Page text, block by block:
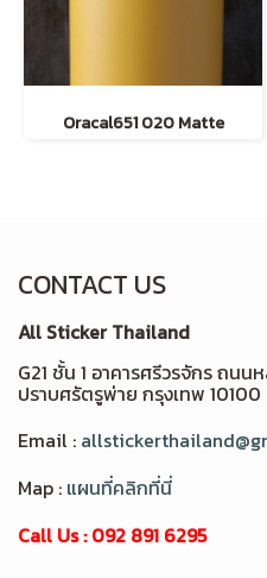
Oracal651 020 Matte
CONTACT US
All Sticker Thailand
G21 ชั้น 1 อาคารศรีวรจักร ถน
ปราบศรัตรูพ่าย กรุงเทพ 10100
Email :
Map : แผนที่คลิกที่นี่
Call Us : 092 891 6295